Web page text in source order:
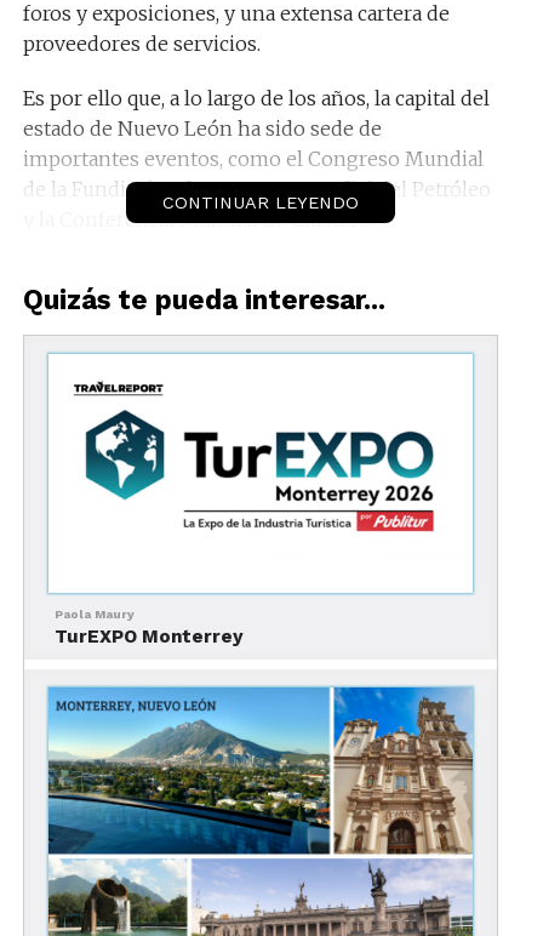
foros y exposiciones, y una extensa cartera de
proveedores de servicios.
Es por ello que, a lo largo de los años, la capital del
estado de Nuevo León ha sido sede de
importantes eventos, como el Congreso Mundial
de la Fundición, el Congreso Mundial del Petróleo
y la Conferencia Mundial de Clusters.
especialmente en los ámbitos industriales y de
negocios, promete ser una opción viable y factible
eventos tienen un aforo menor y no son masivos.
Lo anterior permite una mejor aplicación de
protocolos de salud y seguridad, que garantiza una
experiencia segura.
Y, más aún, con la posibilidad de realizar eventos
mixtos, que limitan el aforo aún más al tener una
parte de su audiencia de forma virtual.
Monterrey cuenta, también, con el sello Safe
CONTINUAR LEYENDO
Quizás te pueda interesar...
Paola Maury
TurEXPO Monterrey